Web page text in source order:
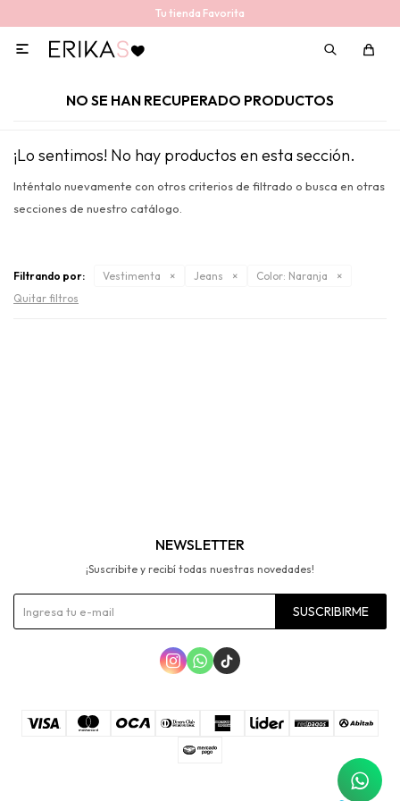
Tu tienda Favorita

NO SE HAN RECUPERADO PRODUCTOS
¡Lo sentimos! No hay productos en esta sección.
Inténtalo nuevamente con otros criterios de filtrado o busca en otras
secciones de nuestro catálogo.
Filtrando por: Vestimenta Jeans Color: Naranja
Quitar filtros
NEWSLETTER
¡Suscribite y recibí todas nuestras novedades!
SUSCRIBIRME
  